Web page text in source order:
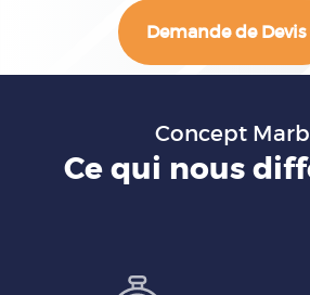
Demande de Devis
Concept
Ce qui nous